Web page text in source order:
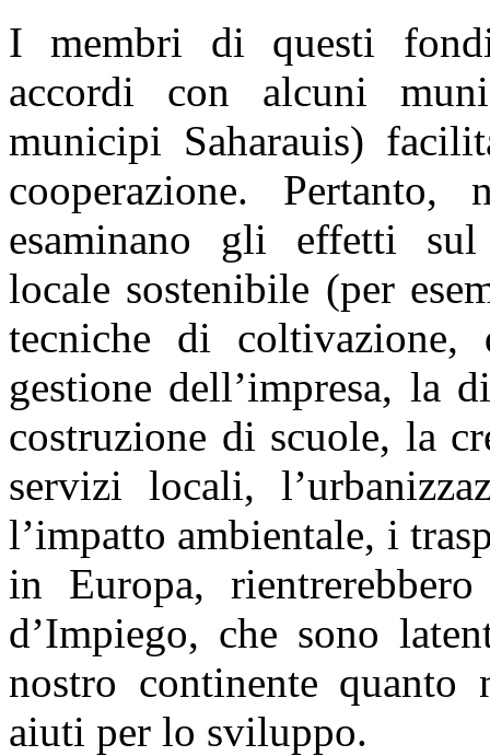
I membri di questi
accordi con alcuni
municipi Saharauis)
cooperazione.
esaminano gli effetti
locale sostenibile (per
tecniche di coltivazione,
gestione dell’impresa, la
costruzione di scuole, la
servizi locali,
l’impatto ambientale, i
in Europa,
d’Impiego, che sono
nostro continente
aiuti per lo sviluppo.